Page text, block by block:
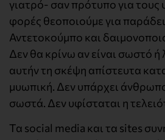
γιατρό- σαν πρότυπο για
φορές θεοποιούμε για
Αντετοκούμπο και
Δεν θα κρίνω αν είναι σωστό
αυτήν τη σκέψη απίστευτα
μυωπική. Δεν υπάρχει
σωστά. Δεν υφίσταται η
Τα social media και τα sites